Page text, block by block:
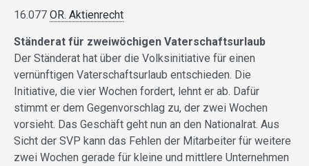
16.077 OR. Aktienrecht
Ständerat für zweiwöchigen Vaterschaftsurlaub
Der Ständerat hat über die Volksinitiative für einen
vernünftigen Vaterschaftsurlaub entschieden. Die
Initiative, die vier Wochen fordert, lehnt er ab. Dafür
stimmt er dem Gegenvorschlag zu, der zwei Wochen
vorsieht. Das Geschäft geht nun an den Nationalrat. Aus
Sicht der SVP kann das Fehlen der Mitarbeiter für weitere
zwei Wochen gerade für kleine und mittlere Unternehmen